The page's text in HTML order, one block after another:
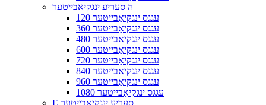
ה סעריע ינגקיאַבייטער
120 עגגס ינגקיאַבייטער
360 עגגס ינגקיאַבייטער
480 עגגס ינגקיאַבייטער
600 עגגס ינגקיאַבייטער
720 עגגס ינגקיאַבייטער
840 עגגס ינגקיאַבייטער
960 עגגס ינגקיאַבייטער
1080 עגגס ינגקיאַבייטער
E סעריע ינגקיאַבייטער